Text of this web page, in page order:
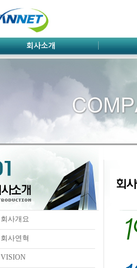
회사개요
회사연혁
VISION